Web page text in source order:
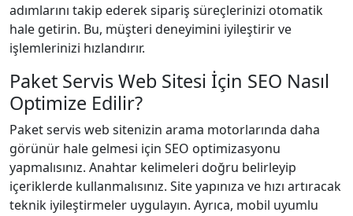
adımlarını takip ederek sipariş süreçlerinizi otomatik
hale getirin. Bu, müşteri deneyimini iyileştirir ve
işlemlerinizi hızlandırır.
Paket Servis Web Sitesi İçin SEO Nasıl
Optimize Edilir?
Paket servis web sitenizin arama motorlarında daha
görünür hale gelmesi için SEO optimizasyonu
yapmalısınız. Anahtar kelimeleri doğru belirleyip
içeriklerde kullanmalısınız. Site yapınıza ve hızı artıracak
teknik iyileştirmeler uygulayın. Ayrıca, mobil uyumlu